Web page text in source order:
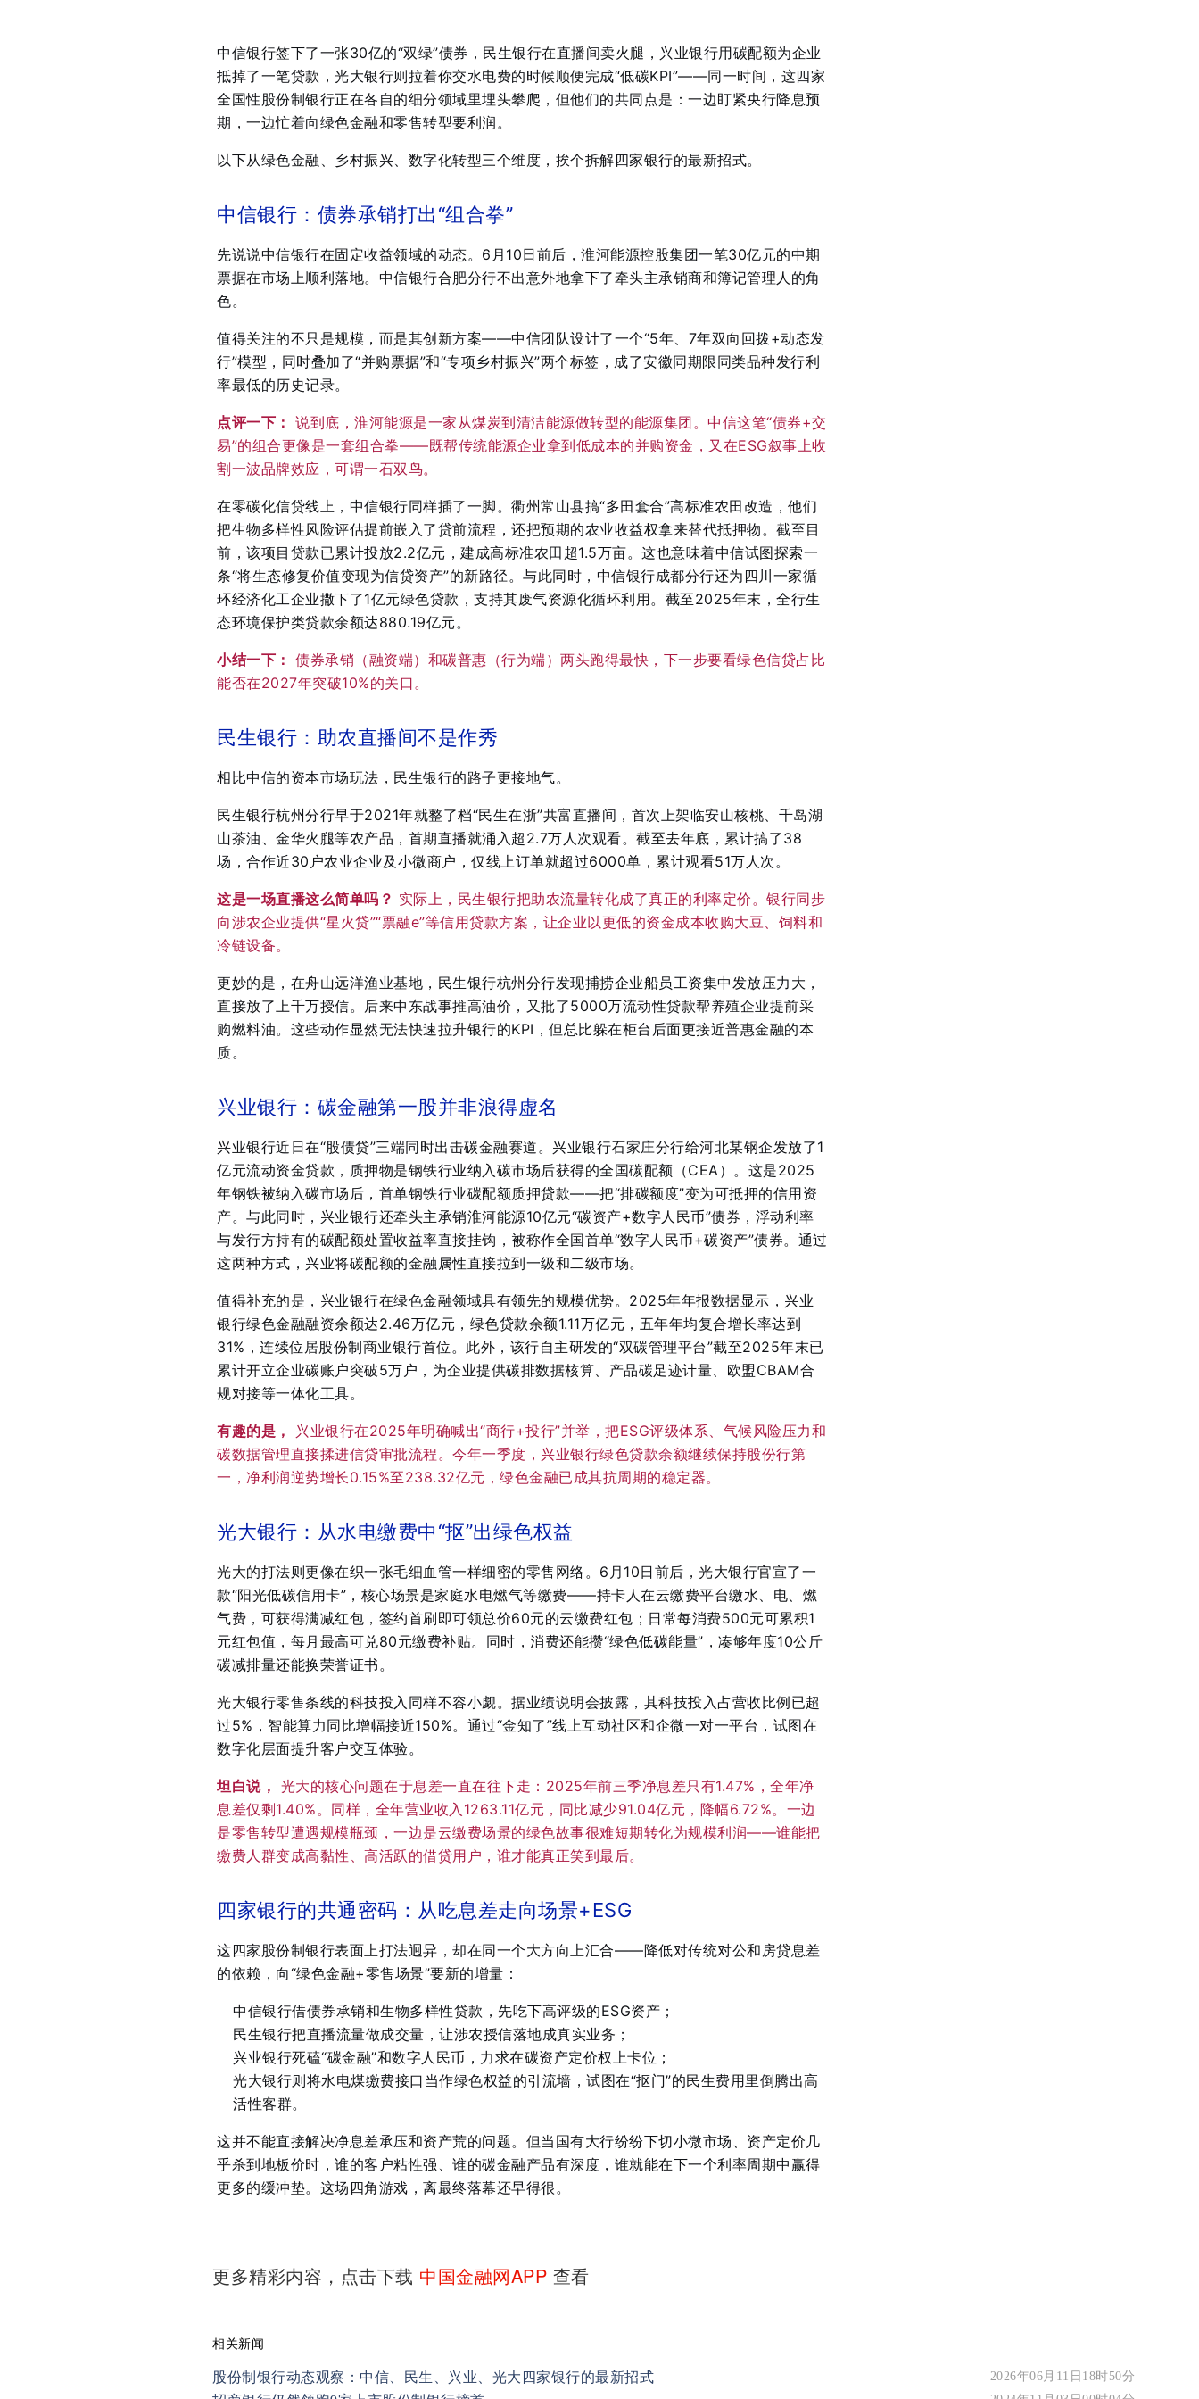
中信银行签下了一张30亿的“双绿”债券，民生银行在直播间卖火腿，兴业银行用碳配额为企业
抵掉了一笔贷款，光大银行则拉着你交水电费的时候顺便完成“低碳KPI”——同一时间，这四家
全国性股份制银行正在各自的细分领域里埋头攀爬，但他们的共同点是：一边盯紧央行降息预
期，一边忙着向绿色金融和零售转型要利润。
以下从绿色金融、乡村振兴、数字化转型三个维度，挨个拆解四家银行的最新招式。
中信银行：债券承销打出“组合拳”
先说说中信银行在固定收益领域的动态。6月10日前后，淮河能源控股集团一笔30亿元的中期
票据在市场上顺利落地。中信银行合肥分行不出意外地拿下了牵头主承销商和簿记管理人的角
色。
值得关注的不只是规模，而是其创新方案——中信团队设计了一个“5年、7年双向回拨+动态发
行”模型，同时叠加了“并购票据”和“专项乡村振兴”两个标签，成了安徽同期限同类品种发行利
率最低的历史记录。
点评一下： 说到底，淮河能源是一家从煤炭到清洁能源做转型的能源集团。中信这笔“债券+交
易”的组合更像是一套组合拳——既帮传统能源企业拿到低成本的并购资金，又在ESG叙事上收
割一波品牌效应，可谓一石双鸟。
在零碳化信贷线上，中信银行同样插了一脚。衢州常山县搞“多田套合”高标准农田改造，他们
把生物多样性风险评估提前嵌入了贷前流程，还把预期的农业收益权拿来替代抵押物。截至目
前，该项目贷款已累计投放2.2亿元，建成高标准农田超1.5万亩。这也意味着中信试图探索一
条“将生态修复价值变现为信贷资产”的新路径。与此同时，中信银行成都分行还为四川一家循
环经济化工企业撒下了1亿元绿色贷款，支持其废气资源化循环利用。截至2025年末，全行生
态环境保护类贷款余额达880.19亿元 。
小结一下： 债券承销（融资端）和碳普惠（行为端）两头跑得最快，下一步要看绿色信贷占比
能否在2027年突破10%的关口。
民生银行：助农直播间不是作秀
相比中信的资本市场玩法，民生银行的路子更接地气。
民生银行杭州分行早于2021年就整了档“民生在浙”共富直播间，首次上架临安山核桃、千岛湖
山茶油、金华火腿等农产品，首期直播就涌入超2.7万人次观看。截至去年底，累计搞了38
场，合作近30户农业企业及小微商户，仅线上订单就超过6000单，累计观看51万人次 。
这是一场直播这么简单吗？ 实际上，民生银行把助农流量转化成了真正的利率定价。银行同步
向涉农企业提供“星火贷”“票融e”等信用贷款方案，让企业以更低的资金成本收购大豆、饲料和
冷链设备。
更妙的是，在舟山远洋渔业基地，民生银行杭州分行发现捕捞企业船员工资集中发放压力大，
直接放了上千万授信。后来中东战事推高油价，又批了5000万流动性贷款帮养殖企业提前采
购燃料油。这些动作显然无法快速拉升银行的KPI，但总比躲在柜台后面更接近普惠金融的本
质。
兴业银行：碳金融第一股并非浪得虚名
兴业银行近日在“股债贷”三端同时出击碳金融赛道。兴业银行石家庄分行给河北某钢企发放了1
亿元流动资金贷款，质押物是钢铁行业纳入碳市场后获得的全国碳配额（CEA）。这是2025
年钢铁被纳入碳市场后，首单钢铁行业碳配额质押贷款——把“排碳额度”变为可抵押的信用资
产。与此同时，兴业银行还牵头主承销淮河能源10亿元“碳资产+数字人民币”债券，浮动利率
与发行方持有的碳配额处置收益率直接挂钩，被称作全国首单“数字人民币+碳资产”债券。通过
这两种方式，兴业将碳配额的金融属性直接拉到一级和二级市场。
值得补充的是，兴业银行在绿色金融领域具有领先的规模优势。2025年年报数据显示，兴业
银行绿色金融融资余额达2.46万亿元，绿色贷款余额1.11万亿元，五年年均复合增长率达到
31%，连续位居股份制商业银行首位 。此外，该行自主研发的“双碳管理平台”截至2025年末已
累计开立企业碳账户突破5万户，为企业提供碳排数据核算、产品碳足迹计量、欧盟CBAM合
规对接等一体化工具。
有趣的是，
兴业银行在2025年明确喊出“商行+投行”并举，把ESG评级体系、气候风险压力和
碳数据管理直接揉进信贷审批流程。今年一季度，兴业银行绿色贷款余额继续保持股份行第
一，净利润逆势增长0.15%至238.32亿元，绿色金融已成其抗周期的稳定器。
光大银行：从水电缴费中“抠”出绿色权益
光大的打法则更像在织一张毛细血管一样细密的零售网络。6月10日前后，光大银行官宣了一
款“阳光低碳信用卡”，核心场景是家庭水电燃气等缴费——持卡人在云缴费平台缴水、电、燃
气费，可获得满减红包，签约首刷即可领总价60元的云缴费红包；日常每消费500元可累积1
元红包值，每月最高可兑80元缴费补贴。同时，消费还能攒“绿色低碳能量”，凑够年度10公斤
碳减排量还能换荣誉证书 。
光大银行零售条线的科技投入同样不容小觑。据业绩说明会披露，其科技投入占营收比例已超
过5%，智能算力同比增幅接近150%。通过“金知了”线上互动社区和企微一对一平台，试图在
数字化层面提升客户交互体验。
坦白说， 光大的核心问题在于息差一直在往下走：2025年前三季净息差只有1.47%，全年净
息差仅剩1.40% 。同样，全年营业收入1263.11亿元，同比减少91.04亿元，降幅6.72%。一边
是零售转型遭遇规模瓶颈，一边是云缴费场景的绿色故事很难短期转化为规模利润——谁能把
缴费人群变成高黏性、高活跃的借贷用户，谁才能真正笑到最后。
四家银行的共通密码：从吃息差走向场景+ESG
这四家股份制银行表面上打法迥异，却在同一个大方向上汇合——降低对传统对公和房贷息差
的依赖，向“绿色金融+零售场景”要新的增量：
中信银行借债券承销和生物多样性贷款，先吃下高评级的ESG资产；
民生银行把直播流量做成交量，让涉农授信落地成真实业务；
兴业银行死磕“碳金融”和数字人民币，力求在碳资产定价权上卡位；
光大银行则将水电煤缴费接口当作绿色权益的引流墙，试图在“抠门”的民生费用里倒腾出高
活性客群。
这并不能直接解决净息差承压和资产荒的问题。但当国有大行纷纷下切小微市场、资产定价几
乎杀到地板价时，谁的客户粘性强、谁的碳金融产品有深度，谁就能在下一个利率周期中赢得
更多的缓冲垫。这场四角游戏，离最终落幕还早得很。
更多精彩内容，点击下载 中国金融网APP 查看
相关新闻
股份制银行动态观察：中信、民生、兴业、光大四家银行的最新招式 2026年06月11日18时50分